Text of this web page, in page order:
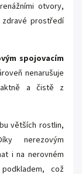
otvory,
prostředí
spojovacím
nenarušuje
a čistě z
větších rostlin,
nerezovým
i na nerovném
což